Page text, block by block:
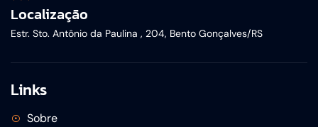
Localização
Estr. Sto. Antônio da Paulina , 204, Bento Gonçalves/RS
Links
Sobre